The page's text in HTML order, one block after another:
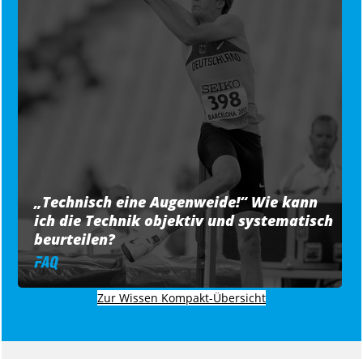
„Technisch eine Augenweide!“ Wie kann
ich die Technik objektiv und systematisch
beurteilen?
Zur Wissen Kompakt-Übersicht